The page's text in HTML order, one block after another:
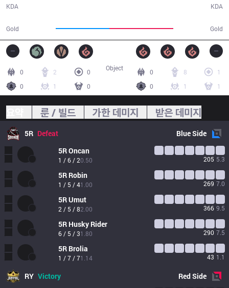
KDA
Gold Gold
KDA
0 2
0
0
1 0
0 8
1
0
1 1
Object
룬 / 빌드 가한 데미지 받은 데미지
5R Defeat BlueSide
5ROncan
1 / 6 / 20.50 205 5.3
5R Robin
1 / 5 / 41.00 269 7.0
5RUmut
2 / 5 / 82.00 366 9.5
5R Husky Rider
6 / 5 / 31.80 290 7.5
5R Brolia
1 / 7 / 71.14 43 1.1
RY Victory RedSide